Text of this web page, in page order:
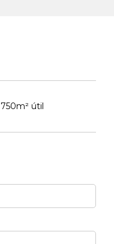
750m² útil